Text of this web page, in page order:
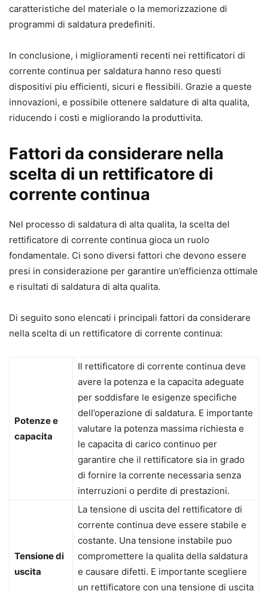
caratteristiche del materiale o la memorizzazione di
programmi di saldatura predefiniti.
In conclusione, i miglioramenti recenti nei rettificatori di
corrente continua per saldatura hanno reso questi
dispositivi piu efficienti, sicuri e flessibili. Grazie a queste
innovazioni, e possibile ottenere saldature di alta qualita,
riducendo i costi e migliorando la produttivita.
Fattori da considerare nella
scelta di un rettificatore di
corrente continua
Nel processo di saldatura di alta qualita, la scelta del
rettificatore di corrente continua gioca un ruolo
fondamentale. Ci sono diversi fattori che devono essere
presi in considerazione per garantire un’efficienza ottimale
e risultati di saldatura di alta qualita.
Di seguito sono elencati i principali fattori da considerare
nella scelta di un rettificatore di corrente continua:
Potenze e
capacita
Il rettificatore di corrente continua deve
avere la potenza e la capacita adeguate
per soddisfare le esigenze specifiche
dell’operazione di saldatura. E importante
valutare la potenza massima richiesta e
le capacita di carico continuo per
garantire che il rettificatore sia in grado
di fornire la corrente necessaria senza
interruzioni o perdite di prestazioni.
Tensione di
uscita
La tensione di uscita del rettificatore di
corrente continua deve essere stabile e
costante. Una tensione instabile puo
compromettere la qualita della saldatura
e causare difetti. E importante scegliere
un rettificatore con una tensione di uscita